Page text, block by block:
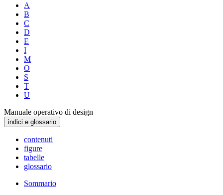
A
B
C
D
E
I
M
O
S
T
U
Manuale operativo di design
indici e glossario
contenuti
figure
tabelle
glossario
Sommario